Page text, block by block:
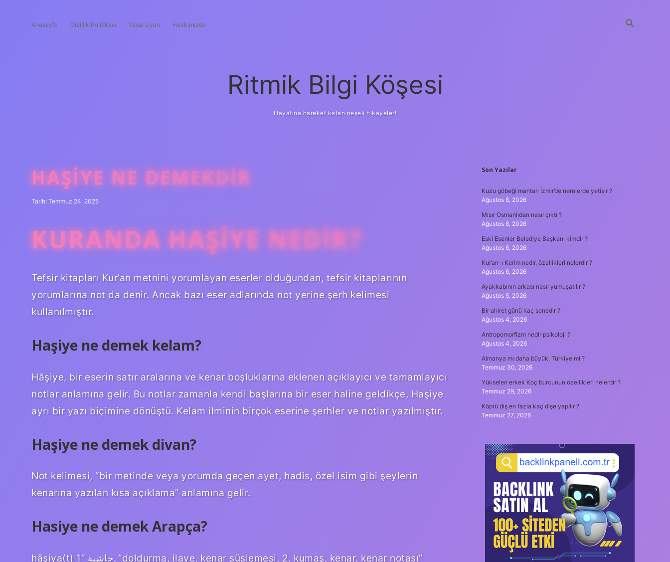
Anasayfa Gizlilik Politikası Yasal Uyarı Hakkımızda
Ritmik Bilgi Köşesi
Hayatına hareket katan neşeli hikayeler!
HAŞIYE NE DEMEKDIR
Tarih: Temmuz 24, 2025
KURANDA HAŞIYE NEDIR?
Tefsir kitapları Kur’an metnini yorumlayan eserler olduğundan, tefsir kitaplarının
yorumlarına not da denir. Ancak bazı eser adlarında not yerine şerh kelimesi
kullanılmıştır.
Haşiye ne demek kelam?
Hâşiye, bir eserin satır aralarına ve kenar boşluklarına eklenen açıklayıcı ve tamamlayıcı
notlar anlamına gelir. Bu notlar zamanla kendi başlarına bir eser haline geldikçe, Haşiye
ayrı bir yazı biçimine dönüştü. Kelam ilminin birçok eserine şerhler ve notlar yazılmıştır.
Haşiye ne demek divan?
Not kelimesi, “bir metinde veya yorumda geçen ayet, hadis, özel isim gibi şeylerin
kenarına yazılan kısa açıklama” anlamına gelir.
Hasiye ne demek Arapça?
ḥāşiya(t) حاشية “1. “doldurma, ilave, kenar süslemesi, 2. kumaş, kenar, kenar notası”
SIDEBAR
Son Yazılar
Kuzu göbeği mantarı İzmir’de nerelerde yetişir ?
Ağustos 8, 2026
Mısır Osmanlıdan nasıl çıktı ?
Ağustos 8, 2026
Eski Esenler Belediye Başkanı kimdir ?
Ağustos 6, 2026
Kur’an-ı Kerim nedir, özellikleri nelerdir ?
Ağustos 6, 2026
Ayakkabının arkası nasıl yumuşatılır ?
Ağustos 5, 2026
Bir ahiret günü kaç senedir ?
Ağustos 4, 2026
Antropomorfizm nedir psikoloji ?
Ağustos 4, 2026
Almanya mı daha büyük, Türkiye mi ?
Temmuz 30, 2026
Yükselen erkek Koç burcunun özellikleri nelerdir ?
Temmuz 29, 2026
Köprü diş en fazla kaç dişe yapılır ?
Temmuz 27, 2026